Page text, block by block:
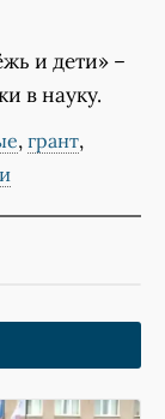
и дети» –
в науку.
, грант,